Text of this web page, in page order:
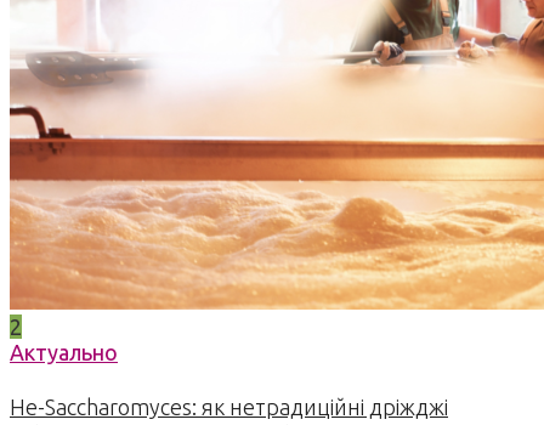
2
Актуально
Не-Saccharomyces: як нетрадиційні дріжджі